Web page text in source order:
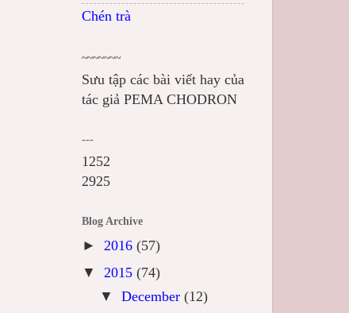
Chén trà
~~~~~~~
Sưu tập các bài viết hay của
tác giả PEMA CHODRON
---
1252
2925
Blog Archive
► 2016 (57)
▼ 2015 (74)
▼ December (12)